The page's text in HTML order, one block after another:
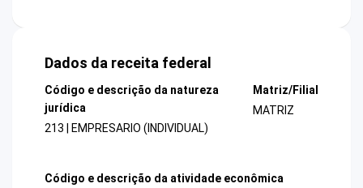
Dados da receita federal
Código e descrição da natureza
jurídica
213 | EMPRESARIO (INDIVIDUAL)
Matriz/Filial
MATRIZ
Código e descrição da atividade econômica